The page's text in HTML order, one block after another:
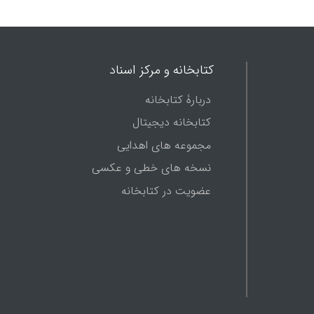
کتابخانه و مرکز اسناد
دربارۀ کتابخانه
کتابخانه دیجیتال
مجموعه های اهدایی
نسخه های خطی و عکسی
عضویت در کتابخانه